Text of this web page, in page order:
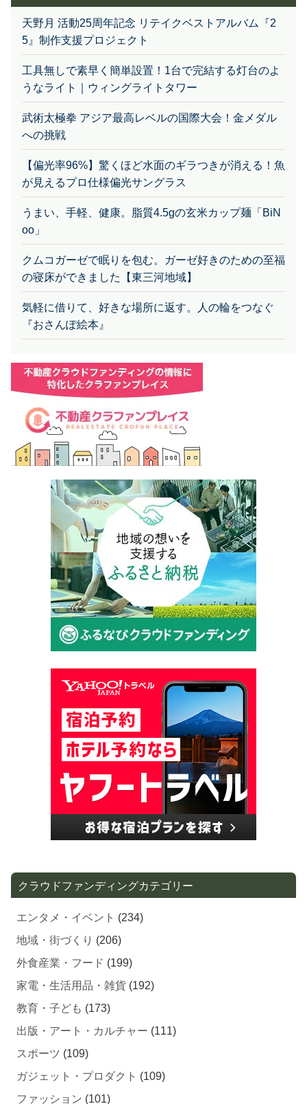
天野月 活動25周年記念 リテイクベストアルバム『2
5』制作支援プロジェクト
工具無しで素早く簡単設置！1台で完結する灯台のよ
うなライト｜ウィングライトタワー
武術太極拳 アジア最高レベルの国際大会！金メダル
への挑戦
【偏光率96%】驚くほど水面のギラつきが消える！魚
が見えるプロ仕様偏光サングラス
うまい、手軽、健康。脂質4.5gの玄米カップ麺「BiN
oo」
クムコガーゼで眠りを包む。ガーゼ好きのための至福
の寝床ができました【東三河地域】
気軽に借りて、好きな場所に返す。人の輪をつなぐ
『おさんぽ絵本』
エンタメ・イベント(234)
地域・街づくり(206)
外食産業・フード(199)
家電・生活用品・雑貨(192)
教育・子ども(173)
出版・アート・カルチャー
スポーツ (109)
ガジェット・プロダクト
ファッション (101)